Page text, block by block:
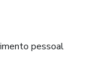
pessoal